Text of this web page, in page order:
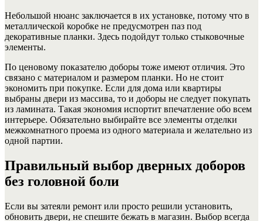
Небольшой нюанс заключается в их установке, потому что в
металлической коробке не предусмотрен паз под
декоративные планки. Здесь подойдут только стыковочные
элементы.
По ценовому показателю доборы тоже имеют отличия. Это
связано с материалом и размером планки. Но не стоит
экономить при покупке. Если для дома или квартиры
выбраны двери из массива, то и доборы не следует покупать
из ламината. Такая экономия испортит впечатление обо всем
интерьере. Обязательно выбирайте все элементы отделки
межкомнатного проема из одного материала и желательно из
одной партии.
Правильный выбор дверных доборов
без головной боли
Если вы затеяли ремонт или просто решили установить,
обновить двери, не спешите бежать в магазин. Выбор всегда